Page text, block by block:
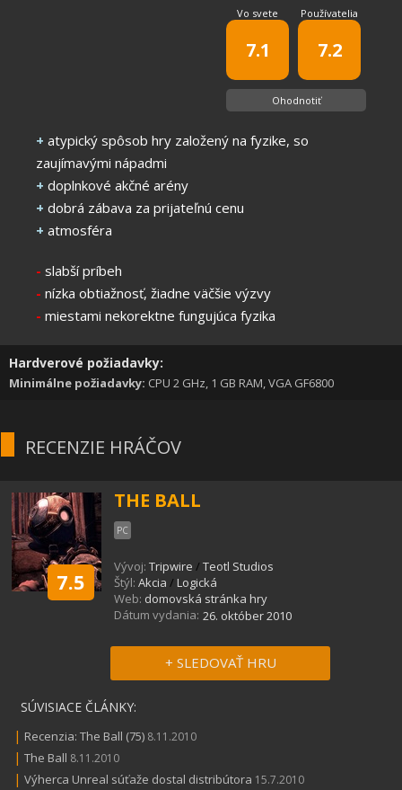
Vo svete
7.1
Používatelia
7.2
Ohodnotiť
+ atypický spôsob hry založený na fyzike, so
zaujímavými nápadmi
+ doplnkové akčné arény
+ dobrá zábava za prijateľnú cenu
+ atmosféra
- slabší príbeh
- nízka obtiažnosť, žiadne väčšie výzvy
- miestami nekorektne fungujúca fyzika
Hardverové požiadavky:
Minimálne požiadavky: CPU 2 GHz, 1 GB RAM, VGA GF6800
RECENZIE HRÁČOV
7.5
THE BALL
PC
Vývoj: Tripwire / Teotl Studios
Štýl: Akcia / Logická
Web: domovská stránka hry
Dátum vydania: 26. október 2010
+ SLEDOVAŤ HRU
SÚVISIACE ČLÁNKY:
| Recenzia: The Ball (75) 8.11.2010
| The Ball 8.11.2010
| Výherca Unreal súťaže dostal distribútora 15.7.2010